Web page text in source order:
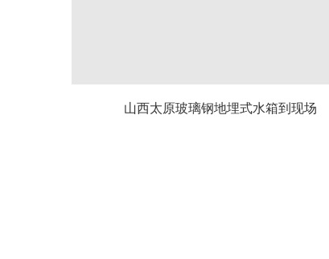
山西太原玻璃钢地埋式水箱到现场